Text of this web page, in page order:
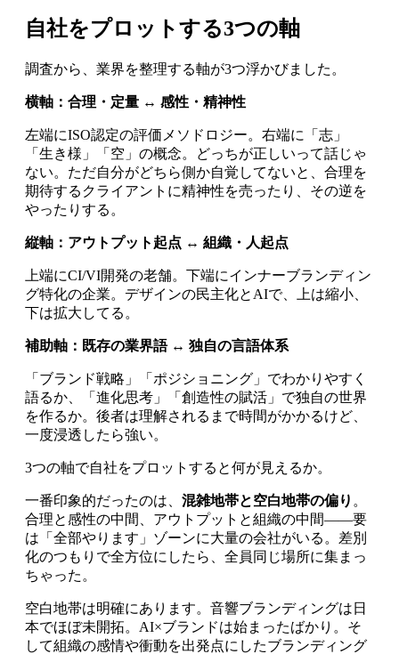
自社をプロットする3つの軸
調査から、業界を整理する軸が3つ浮かびました。
横軸：合理・定量 ↔ 感性・精神性
左端にISO認定の評価メソドロジー。右端に「志」
「生き様」「空」の概念。どっちが正しいって話じゃ
ない。ただ自分がどちら側か自覚してないと、合理を
期待するクライアントに精神性を売ったり、その逆を
やったりする。
縦軸：アウトプット起点 ↔ 組織・人起点
上端にCI/VI開発の老舗。下端にインナーブランディン
グ特化の企業。デザインの民主化とAIで、上は縮小、
下は拡大してる。
補助軸：既存の業界語 ↔ 独自の言語体系
「ブランド戦略」「ポジショニング」でわかりやすく
語るか、「進化思考」「創造性の賦活」で独自の世界
を作るか。後者は理解されるまで時間がかかるけど、
一度浸透したら強い。
3つの軸で自社をプロットすると何が見えるか。
一番印象的だったのは、 混雑地帯と空白地帯の偏り 。
合理と感性の中間、アウトプットと組織の中間——要
は「全部やります」ゾーンに大量の会社がいる。差別
化のつもりで全方位にしたら、全員同じ場所に集まっ
ちゃった。
空白地帯は明確にあります。音響ブランディングは日
本でほぼ未開拓。AI×ブランドは始まったばかり。そ
して組織の感情や衝動を出発点にしたブランディング